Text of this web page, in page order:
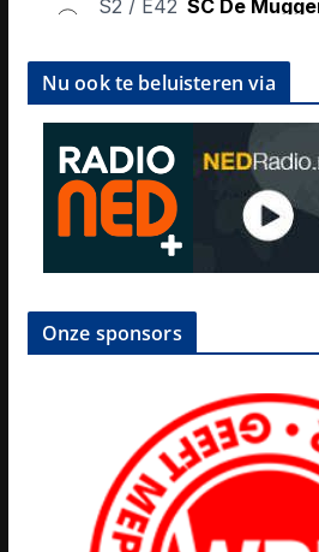
Nu ook te beluisteren via
Onze sponsors